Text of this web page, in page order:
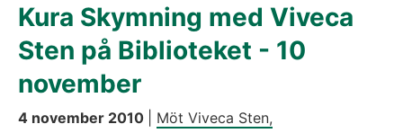
Kura Skymning med Viveca
Sten på Biblioteket - 10
november
4 november 2010
Möt Viveca Sten,